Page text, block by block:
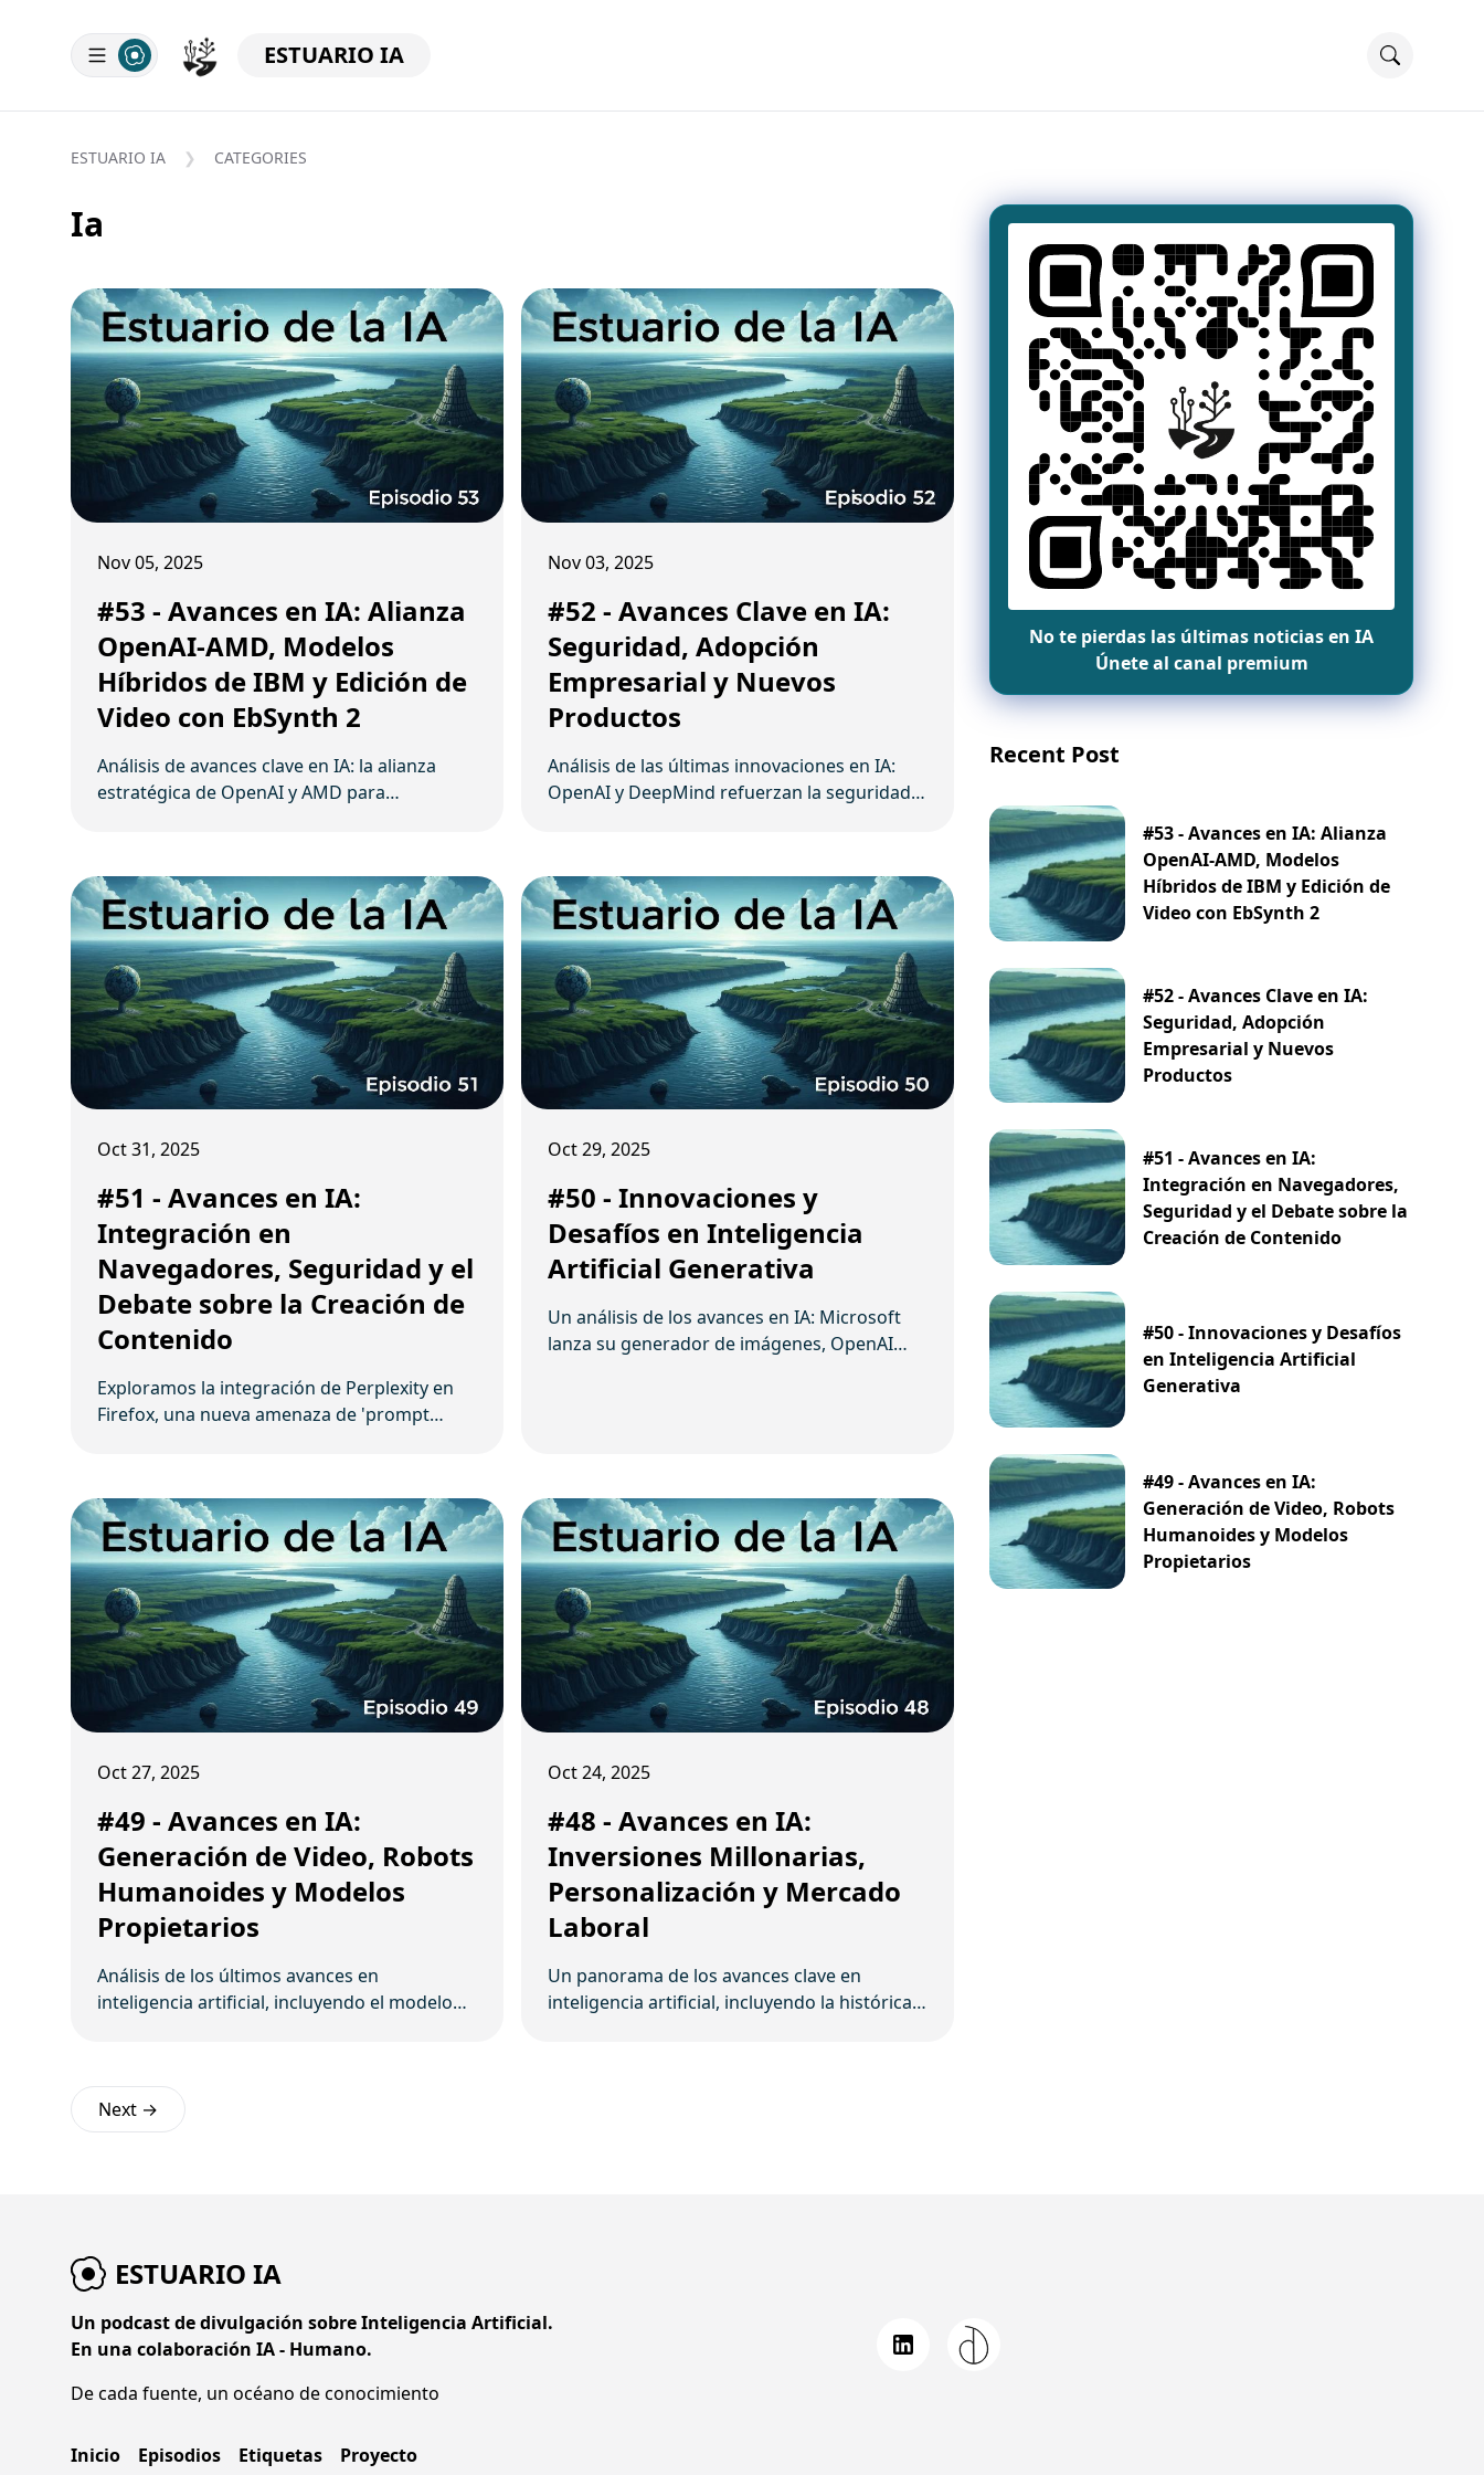
ESTUARIO IA
ESTUARIO IA CATEGORIES
Ia
Nov 05, 2025
#53 - Avances en IA: Alianza
OpenAI-AMD, Modelos
Híbridos de IBM y Edición de
Video con EbSynth 2
Análisis de avances clave en IA: la alianza
estratégica de OpenAI y AMD para
era de edición de video con EbSynth 2.
Nov 03, 2025
#52 - Avances Clave en IA:
Seguridad, Adopción
Empresarial y Nuevos
Productos
Análisis de las últimas innovaciones en IA:
OpenAI y DeepMind refuerzan la seguridad,
como navegadores y monitores de salud.
Oct 31, 2025
#51 - Avances en IA:
Integración en
Navegadores, Seguridad y el
Debate sobre la Creación de
Contenido
Exploramos la integración de Perplexity en
Firefox, una nueva amenaza de 'prompt
Computer Use y la preocupación de MrBeast
por el futuro de los creadores.
Oct 29, 2025
#50 - Innovaciones y
Desafíos en Inteligencia
Artificial Generativa
Un análisis de los avances en IA: Microsoft
lanza su generador de imágenes, OpenAI
Oct 27, 2025
#49 - Avances en IA:
Generación de Video, Robots
Humanoides y Modelos
Propietarios
Análisis de los últimos avances en
inteligencia artificial, incluyendo el modelo
Figure 03, la aplicación de GPT-5 en
investigación y la expansión de la traducción
con IA de Meta.
Oct 24, 2025
#48 - Avances en IA:
Inversiones Millonarias,
Personalización y Mercado
Laboral
Un panorama de los avances clave en
inteligencia artificial, incluyendo la histórica
Next →
No te pierdas las últimas noticias en IA
Únete al canal premium
Recent Post
#53 - Avances en IA: Alianza
OpenAI-AMD, Modelos
Híbridos de IBM y Edición de
Video con EbSynth 2
#52 - Avances Clave en IA:
Seguridad, Adopción
Empresarial y Nuevos
Productos
#51 - Avances en IA:
Integración en Navegadores,
Seguridad y el Debate sobre la
Creación de Contenido
#50 - Innovaciones y Desafíos
en Inteligencia Artificial
Generativa
#49 - Avances en IA:
Generación de Video, Robots
Humanoides y Modelos
Propietarios
ESTUARIO IA
Un podcast de divulgación sobre Inteligencia Artificial.
En una colaboración IA - Humano.
De cada fuente, un océano de conocimiento
Inicio Episodios Etiquetas Proyecto